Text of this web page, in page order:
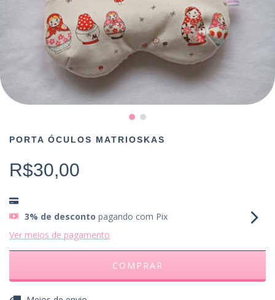
PORTA ÓCULOS MATRIOSKAS
R$30,00
3% de desconto pagando com Pix
Ver meios de pagamento